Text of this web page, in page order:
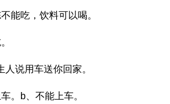
能吃，饮料可以喝。
说用车送你回家。
。b、不能上车。